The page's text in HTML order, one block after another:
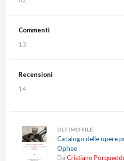
Commenti
13
Recensioni
14
ULTIMO FILE
Catalogo delle opere
Ophee
Da Cristiano